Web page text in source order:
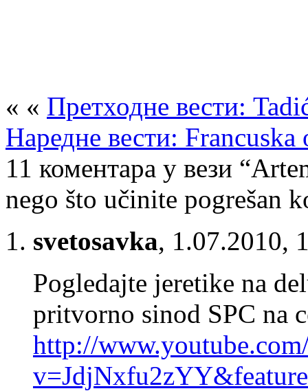
« « Претходне вести:
Наредне вести:
11 коментара у вези
nego što učinite pogrešan
svetosavka, 1.07.2010,
Pogledajte jeretike na
pritvorno sinod SPC na
http://